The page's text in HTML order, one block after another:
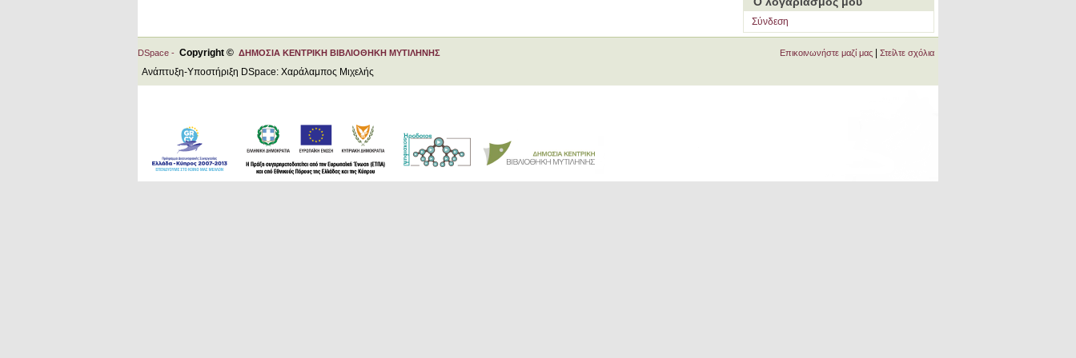
Σύνδεση
DSpace - Copyright © ΔΗΜΟΣΙΑ ΚΕΝΤΡΙΚΗ ΒΙΒΛΙΟΘΗΚΗ ΜΥΤΙΛΗΝΗΣ
Ανάπτυξη-Υποστήριξη DSpace: Χαράλαμπος Μιχελής
Επικοινωνήστε μαζί μας Στείλτε σχόλια